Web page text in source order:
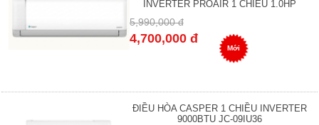
INVERTER PROAIR 1 CHIỀU 1.0HP
5,990,000 đ
4,700,000 đ
Mới
ĐIỀU HÒA CASPER 1 CHIỀU INVERTER
9000BTU JC-09IU36